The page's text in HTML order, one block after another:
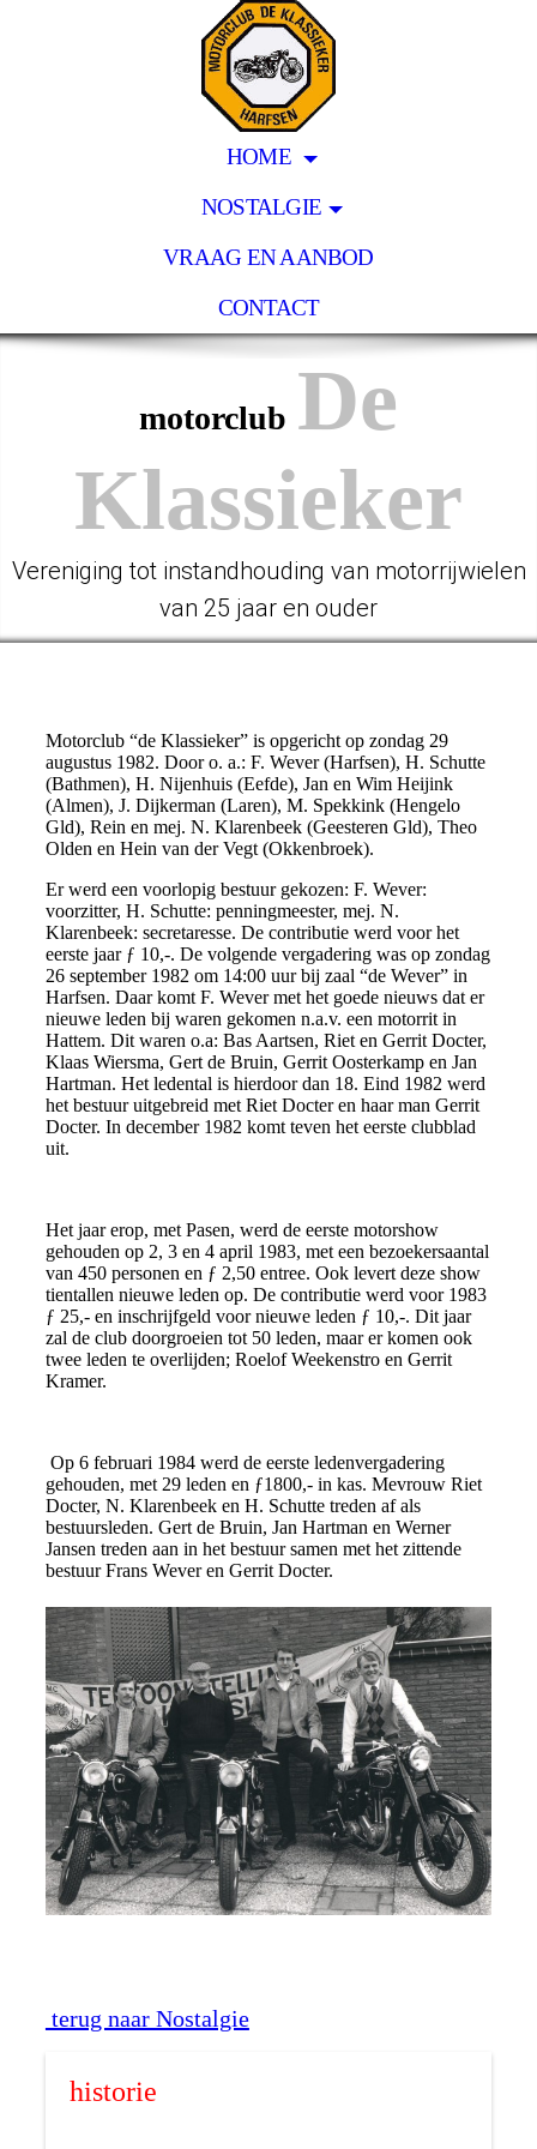
HOME
NOSTALGIE
VRAAG EN AANBOD
CONTACT
motorclub De
Klassieker
Vereniging tot instandhouding van motorrijwielen
van 25 jaar en ouder
Motorclub “de Klassieker” is opgericht op zondag 29
augustus 1982. Door o. a.: F. Wever (Harfsen), H. Schutte
(Bathmen), H. Nijenhuis (Eefde), Jan en Wim Heijink
(Almen), J. Dijkerman (Laren), M. Spekkink (Hengelo
Gld), Rein en mej. N. Klarenbeek (Geesteren Gld), Theo
Olden en Hein van der Vegt (Okkenbroek).
Er werd een voorlopig bestuur gekozen: F. Wever:
voorzitter, H. Schutte: penningmeester, mej. N.
Klarenbeek: secretaresse. De contributie werd voor het
eerste jaar ƒ 10,-. De volgende vergadering was op zondag
26 september 1982 om 14:00 uur bij zaal “de Wever” in
Harfsen. Daar komt F. Wever met het goede nieuws dat er
nieuwe leden bij waren gekomen n.a.v. een motorrit in
Hattem. Dit waren o.a: Bas Aartsen, Riet en Gerrit Docter,
Klaas Wiersma, Gert de Bruin, Gerrit Oosterkamp en Jan
Hartman. Het ledental is hierdoor dan 18. Eind 1982 werd
het bestuur uitgebreid met Riet Docter en haar man Gerrit
Docter. In december 1982 komt teven het eerste clubblad
uit.
Het jaar erop, met Pasen, werd de eerste motorshow
gehouden op 2, 3 en 4 april 1983, met een bezoekersaantal
van 450 personen en ƒ 2,50 entree. Ook levert deze show
tientallen nieuwe leden op. De contributie werd voor 1983
ƒ 25,- en inschrijfgeld voor nieuwe leden ƒ 10,-. Dit jaar
zal de club doorgroeien tot 50 leden, maar er komen ook
twee leden te overlijden; Roelof Weekenstro en Gerrit
Kramer.
Op 6 februari 1984 werd de eerste ledenvergadering
gehouden, met 29 leden en ƒ1800,- in kas. Mevrouw Riet
Docter, N. Klarenbeek en H. Schutte treden af als
bestuursleden. Gert de Bruin, Jan Hartman en Werner
Jansen treden aan in het bestuur samen met het zittende
bestuur Frans Wever en Gerrit Docter.
terug naar Nostalgie
historie